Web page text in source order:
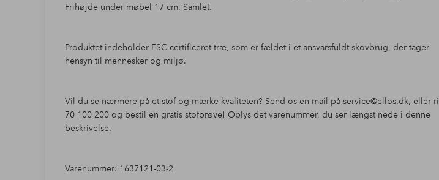
Frihøjde under møbel 17 cm. Samlet.
Produktet indeholder FSC-certificeret træ, som er fældet i et ansvarsfuldt skovbrug, der tager
hensyn til mennesker og miljø.
Vil du se nærmere på et stof og mærke kvaliteten? Send os en mail på service@ellos.dk, eller
70 100 200 og bestil en gratis stofprøve! Oplys det varenummer, du ser længst nede i denne
beskrivelse.
Varenummer: 1637121-03-2